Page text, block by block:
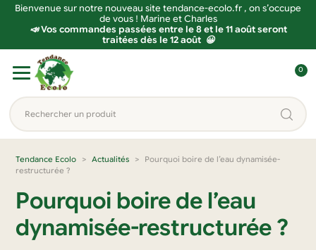
Bienvenue sur notre nouveau site tendance-ecolo.fr , on s’occupe
de vous ! Marine et Charles
📣 Vos commandes passées entre le 8 et le 11 août seront
traitées dès le 12 août 😀
navigation
contenu
Rechercher
un
produit...
o
n
e
n
0
Tendance Ecolo Actualités
Pourquoi boire de l’eau dynamisée-
restructurée ?
Pourquoi boire de l’eau
dynamisée-restructurée ?